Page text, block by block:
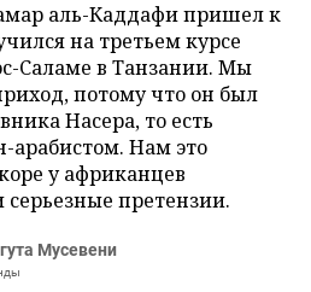
аль-Каддафи пришел к
на третьем курсе
Саламе в Танзании. Мы
потому что он был
Насера, то есть
арабистом. Нам это
у африканцев
претензии.
Мусевени